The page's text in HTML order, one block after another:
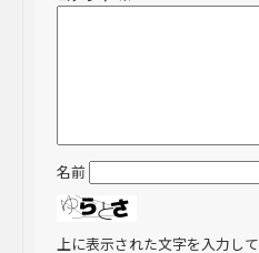
名前
上に表示された文字を入力して